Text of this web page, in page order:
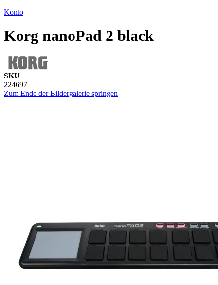
Konto
Korg nanoPad 2 black
SKU
224697
Zum Ende der Bildergalerie springen